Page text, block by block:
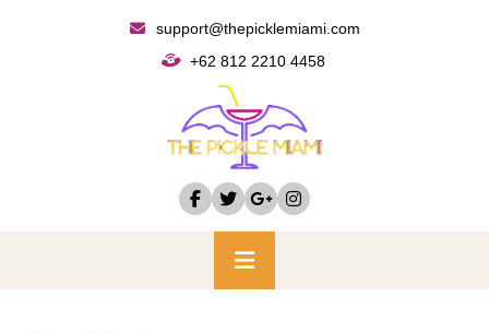
support@thepicklemiami.com
+62 812 2210 4458
Primary
Menu